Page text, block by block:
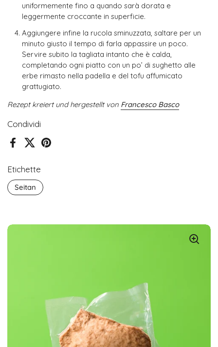
Condividi
Facebook
X (Twitter)Pinterest
Etichette
Seitan
uniformemente fino a quando sarà dorata e
leggermente croccante in superficie.
Aggiungere infine la rucola sminuzzata, saltare per un
minuto giusto il tempo di farla appassire un poco.
Servire subito la tagliata intanto che è calda,
completando ogni piatto con un po’ di sughetto alle
erbe rimasto nella padella e del tofu affumicato
grattugiato.
Rezept kreiert und hergestellt von Francesco Basco